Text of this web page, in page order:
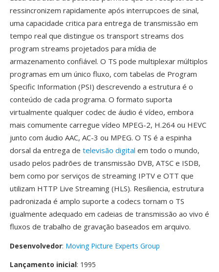
ressincronizem rapidamente após interrupcoes de sinal,
uma capacidade critica para entrega de transmissão em
tempo real que distingue os transport streams dos
program streams projetados para mídia de
armazenamento confiável. O TS pode multiplexar múltiplos
programas em um único fluxo, com tabelas de Program
Specific Information (PSI) descrevendo a estrutura é o
conteúdo de cada programa. O formato suporta
virtualmente qualquer codec de áudio é vídeo, embora
mais comumente carregue vídeo MPEG-2, H.264 ou HEVC
junto com áudio AAC, AC-3 ou MPEG. O TS é a espinha
dorsal da entrega de televisão digital em todo o mundo,
usado pelos padrões de transmissão DVB, ATSC e ISDB,
bem como por serviços de streaming IPTV e OTT que
utilizam HTTP Live Streaming (HLS). Resiliencia, estrutura
padronizada é amplo suporte a codecs tornam o TS
igualmente adequado em cadeias de transmissão ao vivo é
fluxos de trabalho de gravação baseados em arquivo.
Desenvolvedor: Moving Picture Experts Group
Lançamento inicial: 1995